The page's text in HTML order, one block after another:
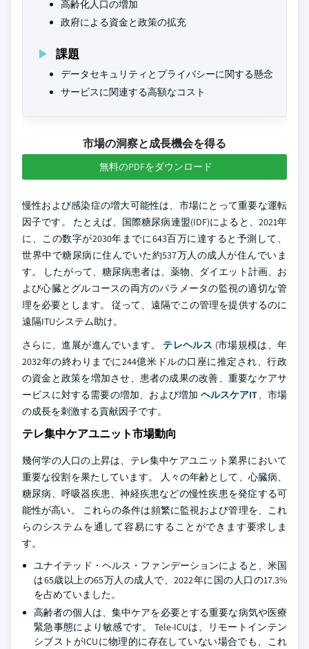
高齢化人口の増加
政府による資金と政策の拡充
課題
データセキュリティとプライバシーに関する懸念
サービスに関連する高額なコスト
市場の洞察と成長機会を得る
無料のPDFをダウンロード
慢性および感染症の増大可能性は、市場にとって重要な運転
因子です。 たとえば、国際糖尿病連盟(IDF)によると、2021年
に、この数字が2030年までに643百万に達すると予測して、
世界中で糖尿病に住んでいた約537万人の成人が住んでいま
す。 したがって、糖尿病患者は、薬物、ダイエット計画、お
よび心臓とグルコースの両方のパラメータの監視の適切な管
理を必要とします。 従って、遠隔でこの管理を提供するのに
遠隔ITUシステム助け。
さらに、進展が進んでいます。 テレヘルス (市場規模は、年
2032年の終わりまでに244億米ドルの口座に推定され、行政
の資金と政策を増加させ、患者の成果の改善、重要なケアサ
ービスに対する需要の増加、および増加 ヘルスケアIT、市場
の成長を刺激する貢献因子です。
テレ集中ケアユニット市場動向
幾何学の人口の上昇は、テレ集中ケアユニット業界において
重要な役割を果たしています。 人々の年齢として、心臓病、
糖尿病、呼吸器疾患、神経疾患などの慢性疾患を発症する可
能性が高い。 これらの条件は頻繁に監視および管理を、これ
らのシステムを通して容易にすることができます要求しま
す。
ユナイテッド・ヘルス・ファンデーションによると、米国
は65歳以上の65万人の成人で、2022年に国の人口の17.3%
を占めていました。
高齢者の個人は、集中ケアを必要とする重要な病気や医療
緊急事態により敏感です。 Tele-ICUは、リモートインテン
シブストがICUに物理的に存在していない場合でも、これ